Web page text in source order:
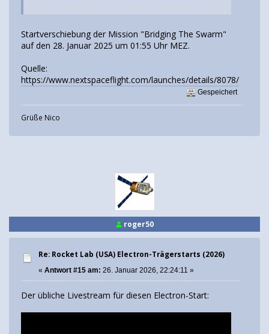
Startverschiebung der Mission "Bridging The Swarm"
auf den 28. Januar 2025 um 01:55 Uhr MEZ.
Quelle:
https://www.nextspaceflight.com/launches/details/8078/
Gespeichert
Grüße Nico
roger50
Re: Rocket Lab (USA) Electron-Trägerstarts (2026)
« Antwort #15 am: 26. Januar 2026, 22:24:11 »
Der übliche Livestream für diesen Electron-Start: